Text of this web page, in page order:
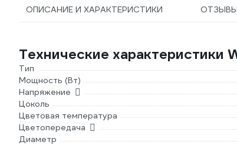
ОПИСАНИЕ И ХАРАКТЕРИСТИКИ ОТЗЫВЫ
Технические характеристики
Тип
Мощность (Вт)
Напряжение
Цоколь
Цветовая температура
Цветопередача
Диаметр